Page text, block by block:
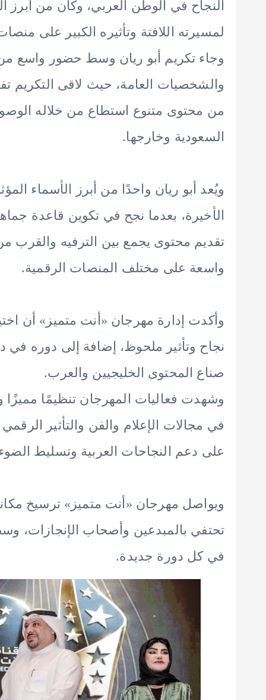
النجاح في الوطن العربي، وكان من أبرز
لمسيرته اللافتة وتأثيره الكبير على
وجاء تكريم أبو ريان وسط حضور واسع من
والشخصيات العامة، حيث لاقى التكريم
من محتوى متنوع استطاع من خلاله
السعودية وخارجها.
ويُعد أبو ريان واحدًا من أبرز الأسماء
الأخيرة، بعدما نجح في تكوين قاعدة
تقديم محتوى يجمع بين الترفيه والقرب
واسعة على مختلف المنصات الرقمية.
وأكدت إدارة مهرجان «أنت متميز» أن
نجاح وتأثير ملحوظ، إضافة إلى دوره في
صناع المحتوى الخليجيين والعرب.
وشهدت فعاليات المهرجان تنظيمًا مميزًا
في مجالات الإعلام والفن والتأثير
على دعم النجاحات العربية وتسليط
ويواصل مهرجان «أنت متميز» ترسيخ
تحتفي بالمبدعين وأصحاب الإنجازات،
في كل دورة جديدة.